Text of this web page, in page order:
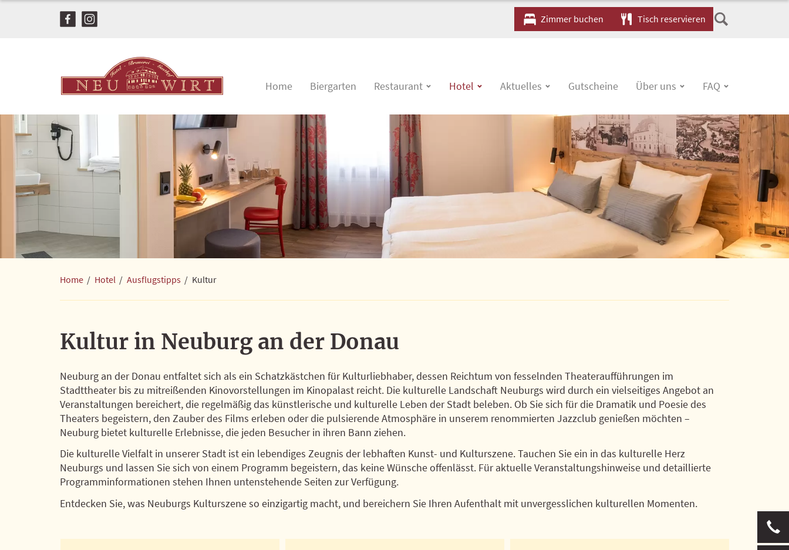
Zimmer buchen Tisch reservieren
Home Biergarten Restaurant Hotel Aktuelles Gutscheine Über uns FAQ
Home / Hotel / Ausflugstipps / Kultur
Kultur in Neuburg an der Donau
Neuburg an der Donau entfaltet sich als ein Schatzkästchen für Kulturliebhaber, dessen Reichtum von fesselnden Theateraufführungen im
Stadttheater bis zu mitreißenden Kinovorstellungen im Kinopalast reicht. Die kulturelle Landschaft Neuburgs wird durch ein vielseitiges Angebot an
Veranstaltungen bereichert, die regelmäßig das künstlerische und kulturelle Leben der Stadt beleben. Ob Sie sich für die Dramatik und Poesie des
Theaters begeistern, den Zauber des Films erleben oder die pulsierende Atmosphäre in unserem renommierten Jazzclub genießen möchten –
Neuburg bietet kulturelle Erlebnisse, die jeden Besucher in ihren Bann ziehen.
Die kulturelle Vielfalt in unserer Stadt ist ein lebendiges Zeugnis der lebhaften Kunst- und Kulturszene. Tauchen Sie ein in das kulturelle Herz
Neuburgs und lassen Sie sich von einem Programm begeistern, das keine Wünsche offenlässt. Für aktuelle Veranstaltungshinweise und detaillierte
Programminformationen stehen Ihnen untenstehende Seiten zur Verfügung.
Entdecken Sie, was Neuburgs Kulturszene so einzigartig macht, und bereichern Sie Ihren Aufenthalt mit unvergesslichen kulturellen Momenten.
Restaurant
Hotel
Ausflugstipps
Radfahren
Wandern
Einkaufen in Neuburg
Arrangements